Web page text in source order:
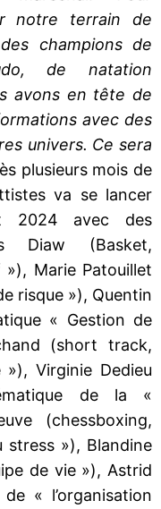
notre terrain de
champions de
de natation
avons en tête de
avec des
univers. Ce sera
plusieurs mois de
va se lancer
2024 avec des
Diaw (Basket,
Marie Patouillet
risque »), Quentin
« Gestion de
(short track,
»), Virginie Dedieu
de la «
(chessboxing,
stress »), Blandine
de vie »), Astrid
« l’organisation